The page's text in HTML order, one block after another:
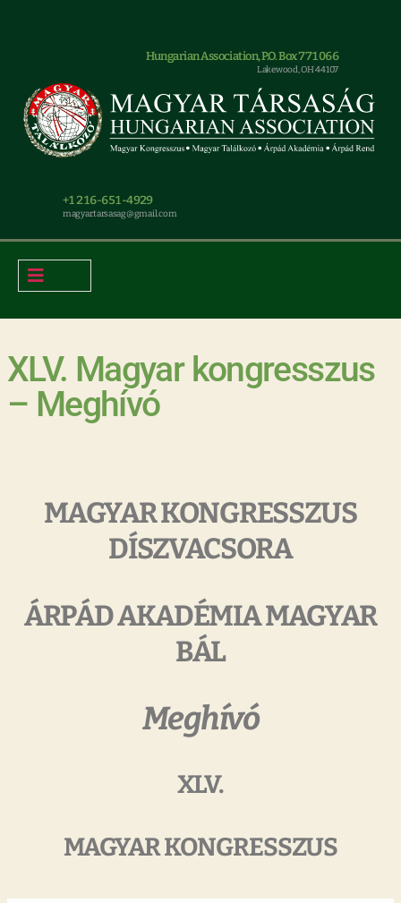
Hungarian Association, P.O. Box 771066
Lakewood, OH 44107
+1 216-651-4929
magyar.tarsasag@gmail.com
XLV. Magyar kongresszus
– Meghívó
MAGYAR KONGRESSZUS
DÍSZVACSORA
ÁRPÁD AKADÉMIA MAGYAR
BÁL
Meghívó
XLV.
MAGYAR KONGRESSZUS